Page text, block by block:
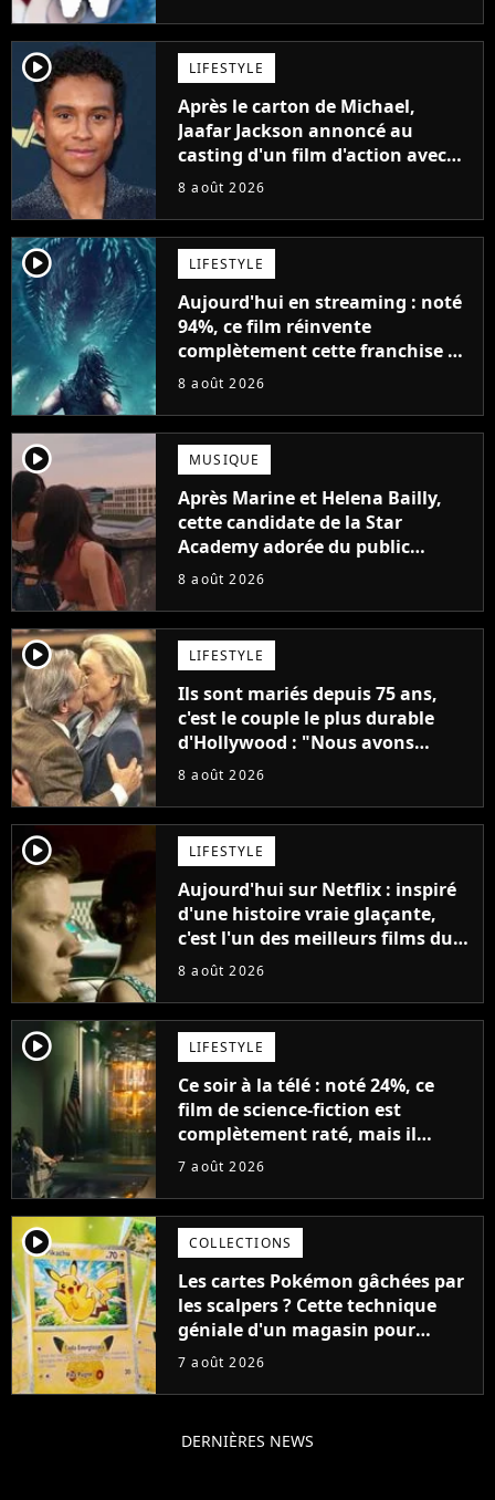
player2 LIFESTYLE
Après le carton de Michael,
Jaafar Jackson annoncé au
casting d'un film d'action avec
Will Smith
8 août 2026
player2 LIFESTYLE
Aujourd'hui en streaming : noté
94%, ce film réinvente
complètement cette franchise de
science-fiction vieille de 40 ans
8 août 2026
player2 MUSIQUE
Après Marine et Helena Bailly,
cette candidate de la Star
Academy adorée du public
annonce son premier album,
8 août 2026
player2 LIFESTYLE
Ils sont mariés depuis 75 ans,
c'est le couple le plus durable
d'Hollywood : "Nous avons
avancé jour après jour, et les
décennies"
8 août 2026
player2 LIFESTYLE
Aujourd'hui sur Netflix : inspiré
d'une histoire vraie glaçante,
c'est l'un des meilleurs films du
21ème siècle
8 août 2026
player2 LIFESTYLE
Ce soir à la télé : noté 24%, ce
film de science-fiction est
complètement raté, mais il
aurait pu être encore pire à
7 août 2026
player2 COLLECTIONS
Les cartes Pokémon gâchées par
les scalpers ? Cette technique
géniale d'un magasin pour
ruiner les revendeurs
7 août 2026
DERNIÈRES NEWS